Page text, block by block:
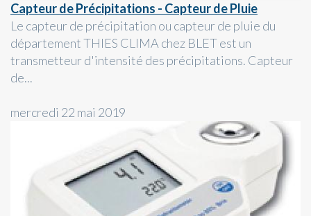
Capteur de Précipitations - Capteur de Pluie
Le capteur de précipitation ou capteur de pluie du
département THIES CLIMA chez BLET est un
transmetteur d'intensité des précipitations. Capteur
de...
mercredi 22 mai 2019